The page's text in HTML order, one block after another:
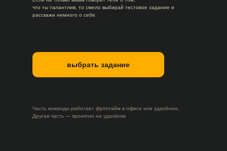
что ты талантлив, то смело выбирай тестовое задание и
расскажи немного о себе
выбрать задание
Часть команды работает фуллтайм в офисе или удалённо,
Другая часть — проектно на удалёнке